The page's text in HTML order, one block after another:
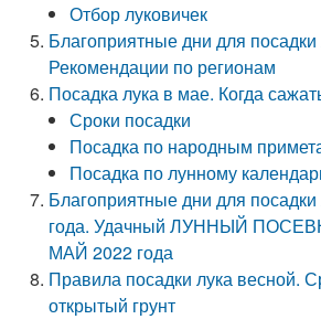
Отбор луковичек
Благоприятные дни для посадки
Рекомендации по регионам
Посадка лука в мае. Когда
Сроки посадки
Посадка по народным
Посадка по лунному
Благоприятные дни для
года. Удачный ЛУННЫЙ
МАЙ 2022 года
Правила посадки лука весной.
открытый грунт